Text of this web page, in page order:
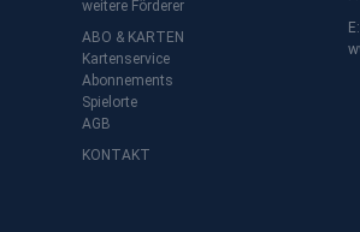
weitere Förderer
ABO & KARTEN
Kartenservice
Abonnements
Spielorte
AGB
KONTAKT
E: